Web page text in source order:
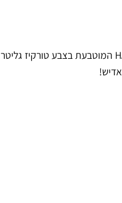
שרשרת דגלים לתליה, בצבע תכלת, עם כרזת HAPPY BIRTHDAY המוטבעת בצבע טורקיז גליטר